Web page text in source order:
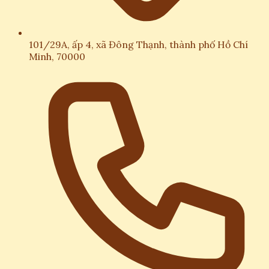
101/29A, ấp 4, xã Đông Thạnh, thành phố Hồ Chí
Minh, 70000